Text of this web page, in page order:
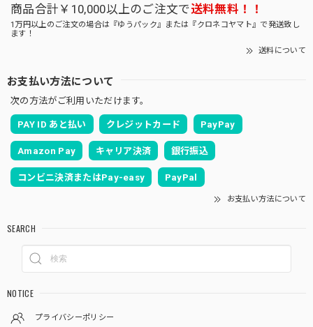
商品合計￥10,000以上のご注文で送料無料！！
1万円以上のご注文の場合は『ゆうパック』または『クロネコヤマト』で発送致し
ます！
送料について
お支払い方法について
次の方法がご利用いただけます。
PAY ID あと払い クレジットカード PayPay
Amazon Pay キャリア決済 銀行振込
コンビニ決済またはPay-easy PayPal
お支払い方法について
SEARCH
NOTICE
プライバシーポリシー